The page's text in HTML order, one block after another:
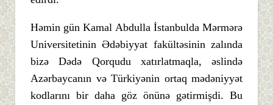
Həmin gün Kamal Abdulla İstanbulda Mərmərə
Universitetinin Ədəbiyyat fakültəsinin zalında
bizə Dədə Qorqudu xatırlatmaqla, əslində
Azərbaycanın və Türkiyənin ortaq mədəniyyət
kodlarını bir daha göz önünə gətirmişdi. Bu